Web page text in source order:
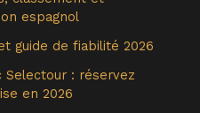
espagnol
guide de fiabilité 2026
Selectour : réservez
en 2026